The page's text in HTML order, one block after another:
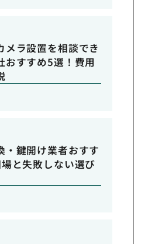
メラ設置を相談でき
おすすめ5選！費用
・鍵開け業者おすす
と失敗しない選び